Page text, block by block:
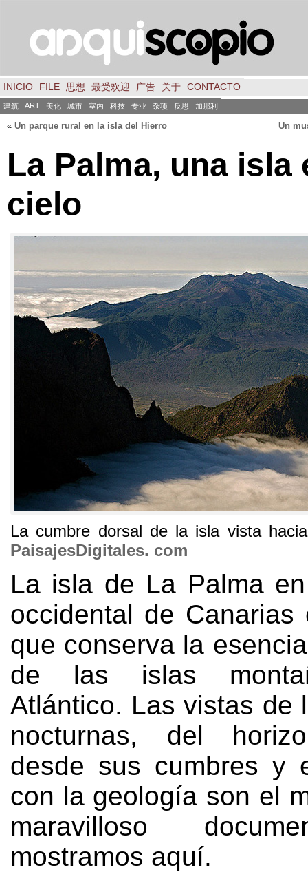
INICIO FILE 思想 最受欢迎 广告 关于 CONTACTO
建筑 ART 美化 城市 室内 科技 专业 杂项 反思 加那利
« Un parque rural en la isla del Hierro Un
La Palma, una isla
cielo
La cumbre dorsal de la isla vista
PaisajesDigitales. com
La isla de La Palma
occidental de Canarias
que conserva la
de las islas
Atlántico. Las vistas de
nocturnas, del
desde sus cumbres y
con la geología son el
maravilloso
mostramos aquí.